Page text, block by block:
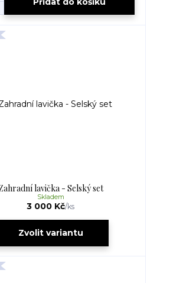
lavička - Selský set
3 000 Kč/ks
Skladem
Zvolit variantu